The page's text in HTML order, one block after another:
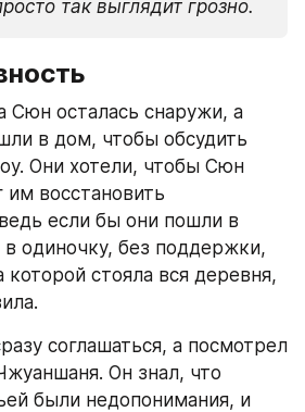
так выглядит грозно.
Сюн осталась снаружи, а
в дом, чтобы обсудить
Они хотели, чтобы Сюн
восстановить
если бы они пошли в
одиночку, без поддержки,
стояла вся деревня,
соглашаться, а посмотрел
Он знал, что
были недопонимания, и